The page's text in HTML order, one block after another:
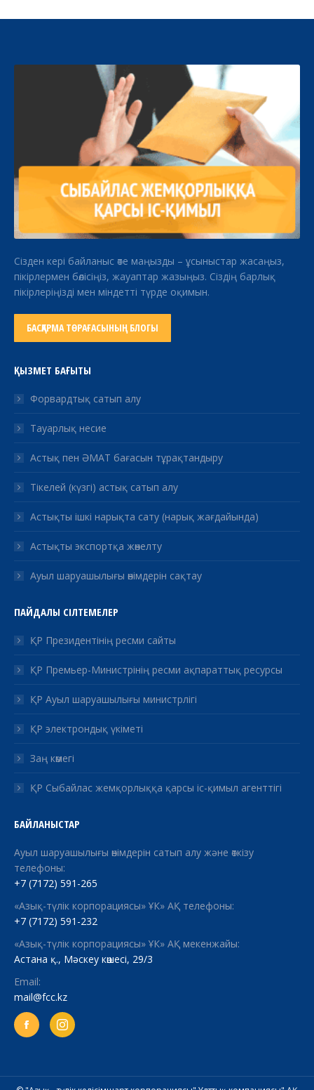
Сізден кері байланыс өте маңызды – ұсыныстар жасаңыз,
пікірлермен бөлісіңіз, жауаптар жазыңыз. Сіздің барлық
пікірлеріңізді мен міндетті түрде оқимын.
БАСҚАРМА ТӨРАҒАСЫНЫҢ БЛОГЫ
ҚЫЗМЕТ БАҒЫТЫ
Форвардтық сатып алу
Тауарлық несие
Астық пен ӘМАТ бағасын тұрақтандыру
Тікелей (күзгі) астық сатып алу
Астықты ішкі нарықта сату (нарық жағдайында)
Астықты экспортқа жөнелту
Ауыл шаруашылығы өнімдерін сақтау
ПАЙДАЛЫ СІЛТЕМЕЛЕР
ҚР Президентінің ресми сайты
ҚР Премьер-Министрінің ресми ақпараттық ресурсы
ҚР Ауыл шаруашылығы министрлігі
ҚР электрондық үкіметі
Заң көмегі
ҚР Сыбайлас жемқорлыққа қарсы іс-қимыл агенттігі
БАЙЛАНЫСТАР
Ауыл шаруашылығы өнімдерін сатып алу және өткізу
телефоны:
+7 (7172) 591-265
«Азық-түлік корпорациясы» ҰК» АҚ телефоны:
+7 (7172) 591-232
«Азық-түлік корпорациясы» ҰК» АҚ мекенжайы:
Астана қ., Мәскеу көшесі, 29/3
Email:
mail@fcc.kz
Facebook